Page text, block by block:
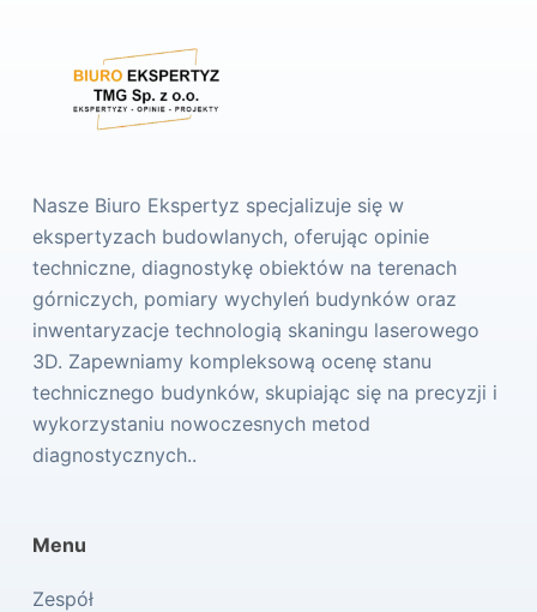
Nasze Biuro Ekspertyz specjalizuje się w
ekspertyzach budowlanych, oferując opinie
techniczne, diagnostykę obiektów na terenach
górniczych, pomiary wychyleń budynków oraz
inwentaryzacje technologią skaningu laserowego
3D. Zapewniamy kompleksową ocenę stanu
technicznego budynków, skupiając się na precyzji i
wykorzystaniu nowoczesnych metod
diagnostycznych..
Menu
Zespół